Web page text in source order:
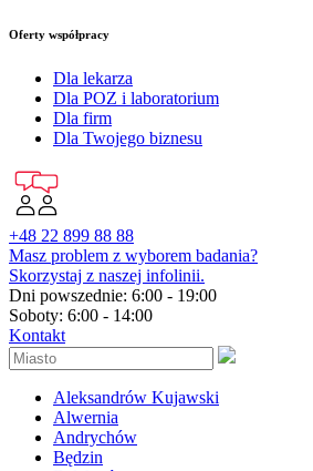
Oferty współpracy
Dla lekarza
Dla POZ i laboratorium
Dla firm
Dla Twojego biznesu
+48 22 899 88 88
Masz problem z wyborem badania?
Skorzystaj z naszej infolinii.
Dni powszednie: 6:00 - 19:00
Soboty: 6:00 - 14:00
Kontakt
Aleksandrów Kujawski
Alwernia
Andrychów
Będzin